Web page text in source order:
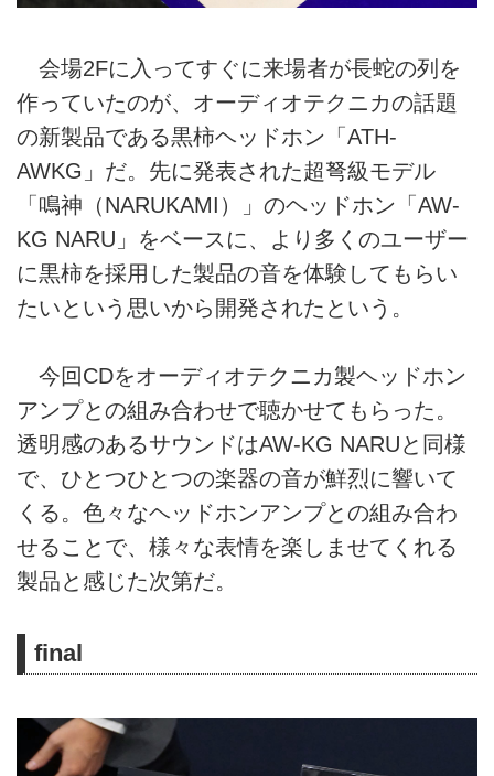
会場2Fに入ってすぐに来場者が長蛇の列を
作っていたのが、オーディオテクニカの話題
の新製品である黒柿ヘッドホン「ATH-
AWKG」だ。先に発表された超弩級モデル
「鳴神（NARUKAMI）」のヘッドホン「AW-
KG NARU」をベースに、より多くのユーザー
に黒柿を採用した製品の音を体験してもらい
たいという思いから開発されたという。
今回CDをオーディオテクニカ製ヘッドホン
アンプとの組み合わせで聴かせてもらった。
透明感のあるサウンドはAW-KG NARUと同様
で、ひとつひとつの楽器の音が鮮烈に響いて
くる。色々なヘッドホンアンプとの組み合わ
せることで、様々な表情を楽しませてくれる
製品と感じた次第だ。
final